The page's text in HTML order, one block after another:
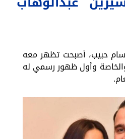
حبيب، أصبحت تظهر معه
وأول ظهور رسمي له